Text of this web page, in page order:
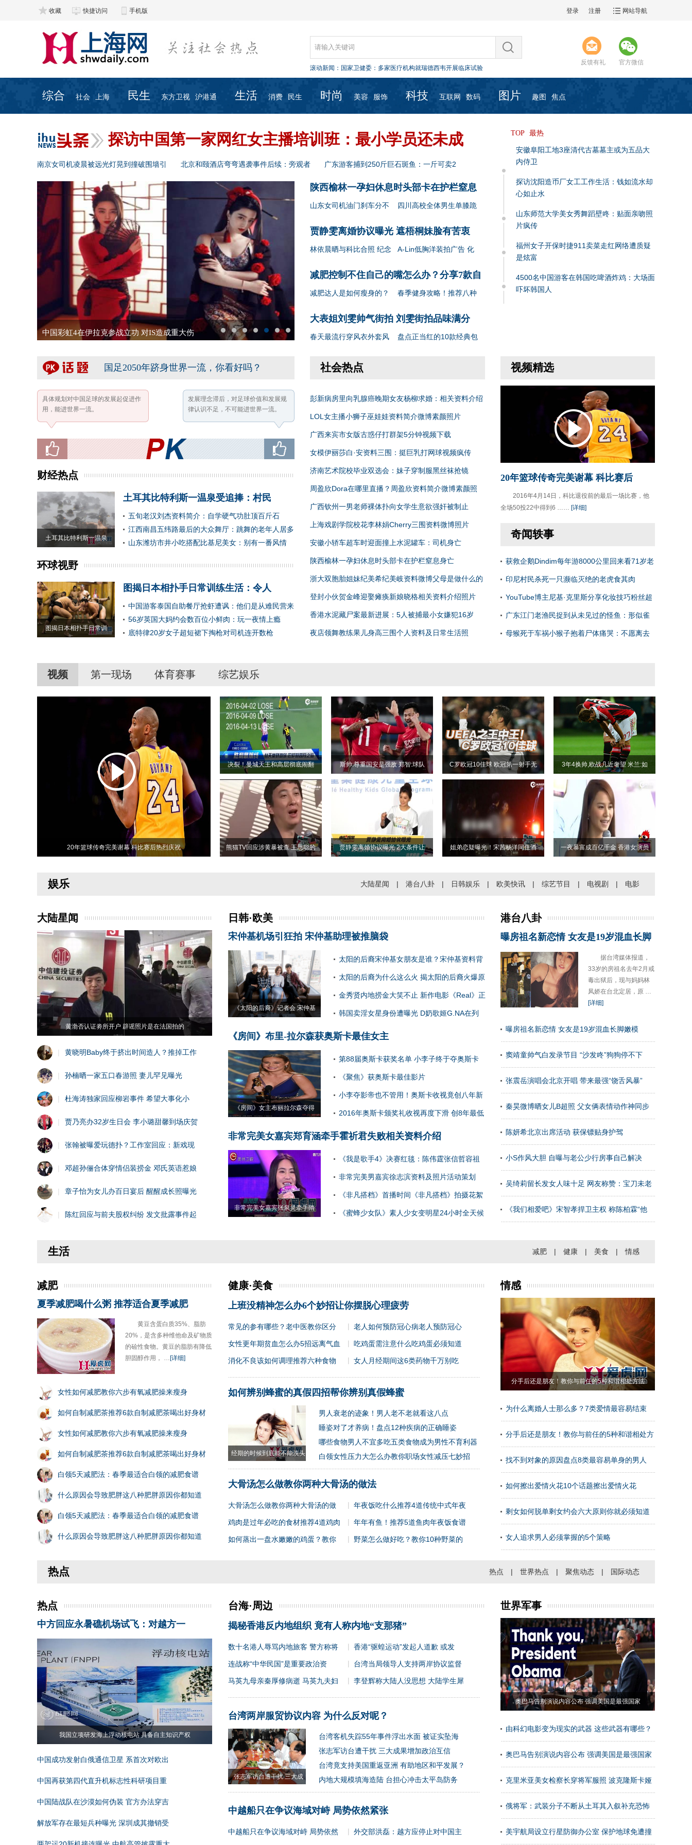
收藏 快捷访问 手机版 登录 注册 网站导航
滚动新闻：
国家卫健委：多家医疗机构就瑞德西韦开展临床试验
卫健委专家：无症状病例传染性较弱，不必过分担心
民政部：新冠肺炎患者遗体火化前不可进行遗容瞻仰等活动
中国排协宣布：国内排球赛事及集训活动延期举办
卫健委专家：无症状病例传染性较弱，不必过分担心
多伦多“武汉面馆”：有人问是否卖蝙蝠汤 有人打气加油
中国排协宣布：国内排球赛事及集训活动延期举办
反馈有礼 官方微信
综合 社会 上海 民生 东方卫视 沪港通 生活 消费 民生 时尚 美容 服饰 科技 互联网 数码 图片 趣图 焦点
探访中国第一家网红女主播培训班：最小学员还未成
南京女司机凌晨被远光灯晃到撞破围墙引 北京和颐酒店弯弯遇袭事件后续：旁观者 广东游客捕到250斤巨石斑鱼：一斤可卖2
中国彩虹4在伊拉克参战立功 对IS造成重大伤
1 2 3 6 7
陕西榆林一孕妇休息时头部卡在护栏窒息
山东女司机油门刹车分不 四川高校全体男生单膝跪
贾静雯离婚协议曝光 遮梧桐妹脸有苦衷
林依晨晒与科比合照 纪念 A-Lin低胸洋装拍广告 化
减肥控制不住自己的嘴怎么办？分享7款自
减肥达人是如何瘦身的？ 春季健身攻略！推荐八种
大表姐刘雯帅气街拍 刘雯街拍品味满分
春天最流行穿风衣外套风 盘点正当红的10款经典包
TOP 最热
安徽阜阳工地3座清代古墓墓主或为五品大
内侍卫
探访沈阳造币厂女工工作生活：钱如流水却
心如止水
山东师范大学美女秀舞蹈壁咚：贴面亲吻照
片疯传
福州女子开保时捷911卖菜走红网络遭质疑
是炫富
4500名中国游客在韩国吃啤酒炸鸡：大场面
吓坏韩国人
国足2050年跻身世界一流，你看好吗？
具体规划对中国足球的发展起促进作
用，能进世界一流。
发展理念滞后，对足球价值和发展规
律认识不足，不可能进世界一流。
财经热点
土耳其比特利斯一温泉
土耳其比特利斯一温泉受追捧：村民
五旬老汉刘杰资料简介：自学硬气功肚顶百斤石
江西南昌五纬路最后的大众舞厅：跳舞的老年人居多
山东潍坊市井小吃搭配比基尼美女：别有一番风情
环球视野
图揭日本相扑手日常训
图揭日本相扑手日常训练生活：令人
中国游客泰国自助餐厅抢虾遭讽：他们是从难民营来
56岁英国大妈约会数百位小鲜肉：玩一夜情上瘾
底特律20岁女子超短裙下掏枪对司机连开数枪
社会热点
彭新病房里向乳腺癌晚期女友杨柳求婚：相关资料介绍
LOL女主播小狮子巫娃娃资料简介微博素颜照片
广西来宾市女版古惑仔打群架5分钟视频下载
女模伊丽莎白·安资料三围：挺巨乳打网球视频疯传
济南艺术院校毕业双选会：妹子穿制服黑丝袜抢镜
周盈欣Dora在哪里直播？周盈欣资料简介微博素颜照
广西钦州一男老师裸体扑向女学生意欲强奸被制止
上海戏剧学院校花李林娟Cherry三围资料微博照片
安徽小轿车超车时迎面撞上水泥罐车：司机身亡
陕西榆林一孕妇休息时头部卡在护栏窒息身亡
浙大双胞胎姐妹纪美希纪美岐资料微博父母是做什么的
登封小伙贺金峰迎娶瘫痪新娘晓格相关资料介绍照片
香港水泥藏尸案最新进展：5人被捕最小女嫌犯16岁
夜店领舞教练果儿身高三围个人资料及日常生活照
视频精选
20年篮球传奇完美谢幕 科比赛后
2016年4月14日，科比退役前的最后一场比赛，他
全场50投22中得到6 …… [详细]
奇闻轶事
获救企鹅Dindim每年游8000公里回来看71岁老
人
印尼村民杀死一只濒临灭绝的老虎食其肉
【图】
YouTube博主尼基·克里斯分享化妆技巧粉丝超
200万
广东江门老渔民捉到从未见过的怪鱼：形似雀
鳝
母猴死于车祸小猴子抱着尸体痛哭：不愿离去
视频 第一现场 体育赛事 综艺娱乐
20年篮球传奇完美谢幕 科比赛后热烈庆祝
决裂！曼城天王和高层彻底闹翻 斯帅:尊重国安是强敌 郑智:球队 C罗欧冠10佳球 欧冠第一射手无 3年4换帅,欧战几近奢望 米兰:如
熊猫TV回应涉黄暴被查 王思聪的 贾静雯离婚协议曝光 2大条件让 姐弟恋疑曝光！宋茜杨洋同住酒 一夜暴富成百亿千金 香港女演员
娱乐 大陆星闻 | 港台八卦 | 日韩娱乐 | 欧美快讯 | 综艺节目 | 电视剧 | 电影
大陆星闻
黄渤否认证劵所开户 辟谣照片是在法国拍的
| 黄晓明Baby终于挤出时间造人？推掉工作
| 孙楠晒一家五口春游照 妻儿罕见曝光
| 杜海涛独家回应柳岩事件 希望大事化小
| 贾乃亮办32岁生日会 李小璐甜馨到场庆贺
| 张翰被曝爱玩德扑？工作室回应：新戏现
| 邓超孙俪合体穿情侣装捞金 邓氏英语惹娘
| 章子怡为女儿办百日宴后 醒醒成长照曝光
| 陈红回应与前夫股权纠纷 发文批露事件起
日韩·欧美
宋仲基机场引狂拍 宋仲基助理被推脑袋
《太阳的后裔》记者会 宋仲基
太阳的后裔宋仲基女朋友是谁？宋仲基资料背
景公开
太阳的后裔为什么这么火 揭太阳的后裔火爆原
因
金秀贤内地捞金大笑不止 新作电影《Real》正
在拍摄
韩国卖淫女星身份遭曝光 D奶歌姬G.NA在列
《房间》布里-拉尔森获奥斯卡最佳女主
《房间》女主布丽拉尔森夺得
第88届奥斯卡获奖名单 小李子终于夺奥斯卡
影帝
《聚焦》获奥斯卡最佳影片
小李夺影帝也不管用！奥斯卡收视竟创八年新
低
2016年奥斯卡颁奖礼收视再度下滑 创8年最低
非常完美女嘉宾郑育涵牵手霍祈君失败相关资料介绍
非常完美女嘉宾张泉灵牵手隋
《我是歌手4》决赛红毯：陈伟霆张信哲容祖
儿
非常完美男嘉宾徐志滨资料及照片活动策划
《非凡搭档》首播时间《非凡搭档》拍摄花絮
《蜜蜂少女队》素人少女变明星24小时全天候
港台八卦
曝房祖名新恋情 女友是19岁混血长脚
据台湾媒体报道，
33岁的房祖名去年2月戒
毒出狱后，现与妈妈林
凤娇在台北定居，原 …
[详细]
曝房祖名新恋情 女友是19岁混血长脚嫩模
窦靖童帅气白发录节目 “沙发咚”狗狗停不下
张震岳演唱会北京开唱 带来最强“饶舌风暴”
秦昊微博晒女儿B超照 父女俩表情动作神同步
陈妍希北京出席活动 获保镖贴身护驾
小S作风大胆 自曝与老公少行房事自己解决
吴绮莉留长发女人味十足 网友称赞：宝刀未老
《我们相爱吧》宋智孝捍卫主权 称陈柏霖“他
生活 减肥 | 健康 | 美食 | 情感
减肥
夏季减肥喝什么粥 推荐适合夏季减肥
黄豆含蛋白质35%、脂肪
20%，是含多种维他命及矿物质
的硷性食物。黄豆的脂肪有降低
胆固醇作用， …[详细]
女性如何减肥教你六步有氧减肥操来瘦身
如何自制减肥茶推荐6款自制减肥茶喝出好身材
女性如何减肥教你六步有氧减肥操来瘦身
如何自制减肥茶推荐6款自制减肥茶喝出好身材
白领5天减肥法：春季最适合白领的减肥食谱
什么原因会导致肥胖这八种肥胖原因你都知道
白领5天减肥法：春季最适合白领的减肥食谱
什么原因会导致肥胖这八种肥胖原因你都知道
健康·美食
上班没精神怎么办6个妙招让你摆脱心理疲劳
常见的参有哪些？老中医教你区分 | 老人如何预防冠心病老人预防冠心
女性更年期贫血怎么办5招远离气血 | 吃鸡蛋需注意什么吃鸡蛋必须知道
消化不良该如何调理推荐六种食物 | 女人月经期间这6类药物千万别吃
如何辨别蜂蜜的真假四招帮你辨别真假蜂蜜
经期的时候到底能不能洗头
经
男人衰老的迹象！男人老不老就看这八点
睡姿对了才养病！盘点12种疾病的正确睡姿
哪些食物男人不宜多吃五类食物成为男性不育利器
白领女性压力大怎么办教你职场女性减压七妙招
大骨汤怎么做教你两种大骨汤的做法
大骨汤怎么做教你两种大骨汤的做 | 年夜饭吃什么推荐4道传统中式年夜
鸡肉是过年必吃的食材推荐4道鸡肉 | 年年有鱼！推荐5道鱼肉年夜饭食谱
如何蒸出一盘水嫩嫩的鸡蛋？教你 | 野菜怎么做好吃？教你10种野菜的
情感
分手后还是朋友！教你与前任的5种和谐相处方法
为什么离婚人士那么多？7类爱情最容易结束
分手后还是朋友！教你与前任的5种和谐相处方
法找不到对象的原因盘点8类最容易单身的男人
如何擦出爱情火花10个话题擦出爱情火花
剩女如何脱单剩女约会六大原则你就必须知道
女人追求男人必须掌握的5个策略
热点 热点 | 世界热点 | 聚焦动态 | 国际动态
热点
中方回应永暑礁机场试飞：对越方一
我国立项研发海上浮动核电站 具备自主知识产权
中国成功发射白俄通信卫星 系首次对欧出
中国再获第四代直升机标志性科研项目重
中国陆战队在沙漠如何伪装 官方办法穿吉
解放军存在最短兵种曝光 深圳成其撤销受
台海·周边
揭秘香港反内地组织 竟有人称内地“支那猪”
数十名港人辱骂内地旅客 警方称将 | 香港“驱蝗运动”发起人道歉 或发
连战称“中华民国”是重要政治资 | 台湾当局领导人支持两岸协议监督
马英九母亲秦厚修病逝 马英九夫妇 | 李登辉称大陆人没思想 大陆学生犀
台湾两岸服贸协议内容 为什么反对呢？
张志军访台遭干扰 三大成
果增
台湾客机失踪55年事件浮出水面 被证实坠海
张志军访台遭干扰 三大成果增加政治互信
台湾竟支持美国重返亚洲 有助地区和平发展？
内地大规模填海造陆 台担心冲击太平岛防务
中越船只在争议海域对峙 局势依然紧张
中越船只在争议海域对峙 局势依然 | 外交部洪磊：越方应停止对中国主
世界军事
奥巴马告别演说内容公布 强调美国是最强国家
由科幻电影变为现实的武器 这些武器有哪些？
奥巴马告别演说内容公布 强调美国是最强国家
克里米亚美女检察长穿将军服照 波克隆斯卡娅
个人资
俄将军：武装分子不断从土耳其入叙补充恐怖
武装
美宇航局设立行星防御办公室 保护地球免遭撞